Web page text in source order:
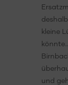
kleine
und